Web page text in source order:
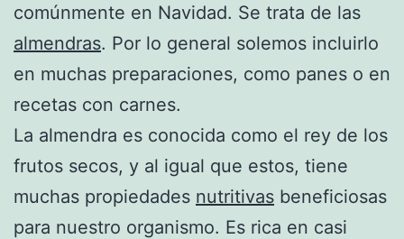
comúnmente en Navidad. Se trata de las
almendras. Por lo general solemos incluirlo
en muchas preparaciones, como panes o en
recetas con carnes.
La almendra es conocida como el rey de los
frutos secos, y al igual que estos, tiene
muchas propiedades nutritivas beneficiosas
para nuestro organismo. Es rica en casi